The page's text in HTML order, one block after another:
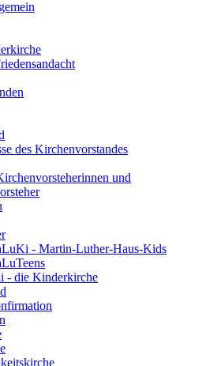
des Kirchenvorstandes
und
- Martin-Luther-Haus-Kids
- die Kinderkirche